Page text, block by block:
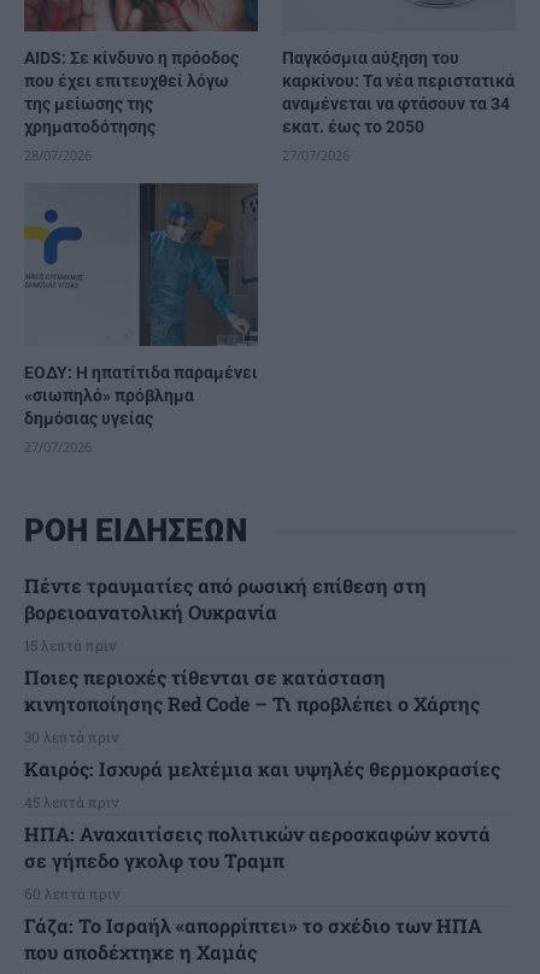
AIDS: Σε κίνδυνο η πρόοδος
που έχει επιτευχθεί λόγω
της μείωσης της
χρηματοδότησης
28/07/2026
Παγκόσμια αύξηση του
καρκίνου: Τα νέα περιστατικά
αναμένεται να φτάσουν τα 34
εκατ. έως το 2050
27/07/2026
ΕΟΔΥ: Η ηπατίτιδα παραμένει
«σιωπηλό» πρόβλημα
δημόσιας υγείας
27/07/2026
ΡΟΗ ΕΙΔΗΣΕΩΝ
Πέντε τραυματίες από ρωσική επίθεση στη
βορειοανατολική Ουκρανία
15 λεπτά πριν
Ποιες περιοχές τίθενται σε κατάσταση
κινητοποίησης Red Code – Τι προβλέπει ο Χάρτης
30 λεπτά πριν
Καιρός: Ισχυρά μελτέμια και υψηλές θερμοκρασίες
45 λεπτά πριν
ΗΠΑ: Αναχαιτίσεις πολιτικών αεροσκαφών κοντά
σε γήπεδο γκολφ του Τραμπ
60 λεπτά πριν
Γάζα: Το Ισραήλ «απορρίπτει» το σχέδιο των ΗΠΑ
που αποδέχτηκε η Χαμάς